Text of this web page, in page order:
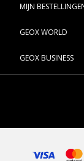
MIJN
GEOX WORLD
GEOX BUSINESS